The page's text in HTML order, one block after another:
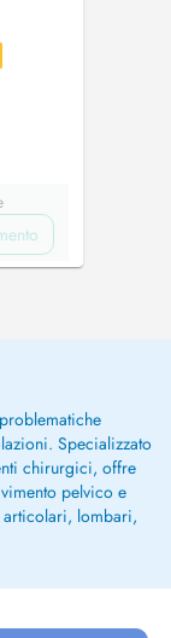
Specializzato
chirurgici, offre
pelvico e
lombari,